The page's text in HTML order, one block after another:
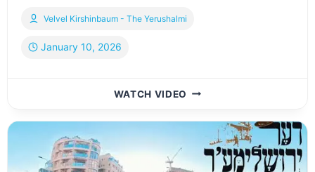
Velvel Kirshinbaum - The Yerushalmi
January 10, 2026
WATCH VIDEO אקספו
–
וועלווא
קירשנבוים